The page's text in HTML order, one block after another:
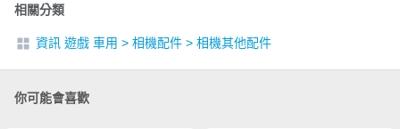
相關分類
資訊 遊戲 車用 > 相機配件 > 相機其他配件
你可能會喜歡